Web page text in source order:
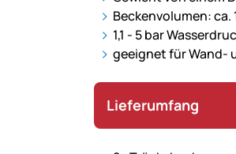
Beckenvolumen: ca.
1,1 - 5 bar
geeignet für Wand-
Lieferumfang